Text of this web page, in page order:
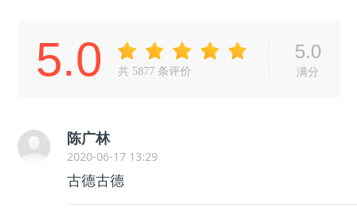
5.0 共 5877 条评价
5.0
满分
陈广林
2020-06-17 13:29
古德古德